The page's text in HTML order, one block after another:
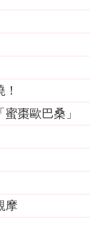
棗歐巴桑」
摩